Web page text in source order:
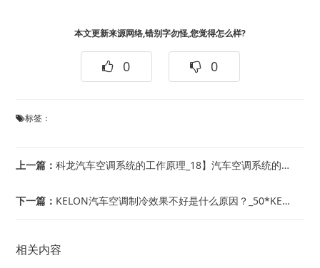
本文更新来源网络,错别字勿怪,您觉得怎么样?
0 0
标签：
上一篇：科龙汽车空调系统的工作原理_18】汽车空调系统的功用是什么？_4
下一篇： KELON汽车空调制冷效果不好是什么原因？_50*KELON汽车空调制冷效果不好...
相关内容